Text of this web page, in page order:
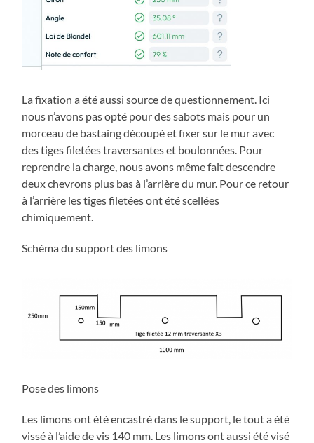
La fixation a été aussi source de questionnement. Ici
nous n’avons pas opté pour des sabots mais pour un
morceau de bastaing découpé et fixer sur le mur avec
des tiges filetées traversantes et boulonnées. Pour
reprendre la charge, nous avons même fait descendre
deux chevrons plus bas à l’arrière du mur. Pour ce retour
à l’arrière les tiges filetées ont été scellées
chimiquement.
Schéma du support des limons
Pose des limons
Les limons ont été encastré dans le support, le tout a été
vissé à l’aide de vis 140 mm. Les limons ont aussi été visé